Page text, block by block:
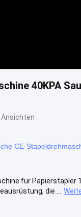
40KPA
Ansichten
CE-
für Papierstapler
die ...